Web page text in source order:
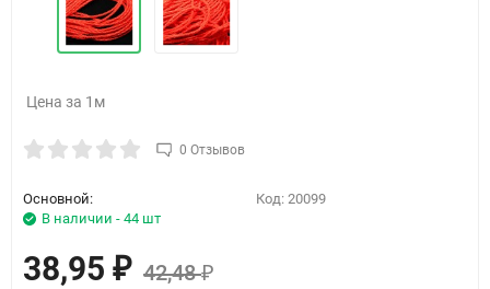
Цена за 1м
0 Отзывов
Основной:
В наличии - 44 шт
Код: 20099
38,95 ₽ 42,48₽